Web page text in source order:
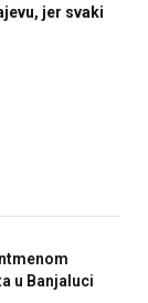
jer svaki
u Banjaluci